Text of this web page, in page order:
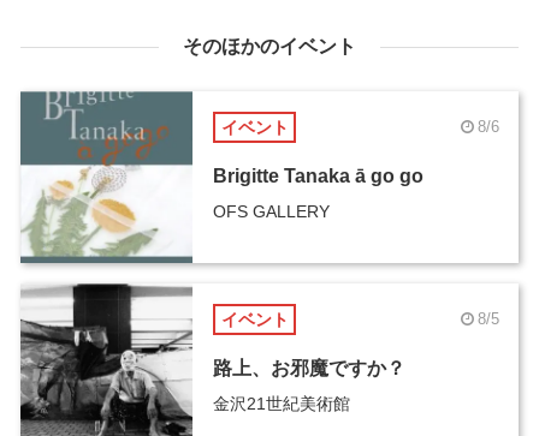
そのほかのイベント
イベント 8/6
Brigitte Tanaka ā go go
OFS GALLERY
イベント 8/5
路上、お邪魔ですか？
金沢21世紀美術館